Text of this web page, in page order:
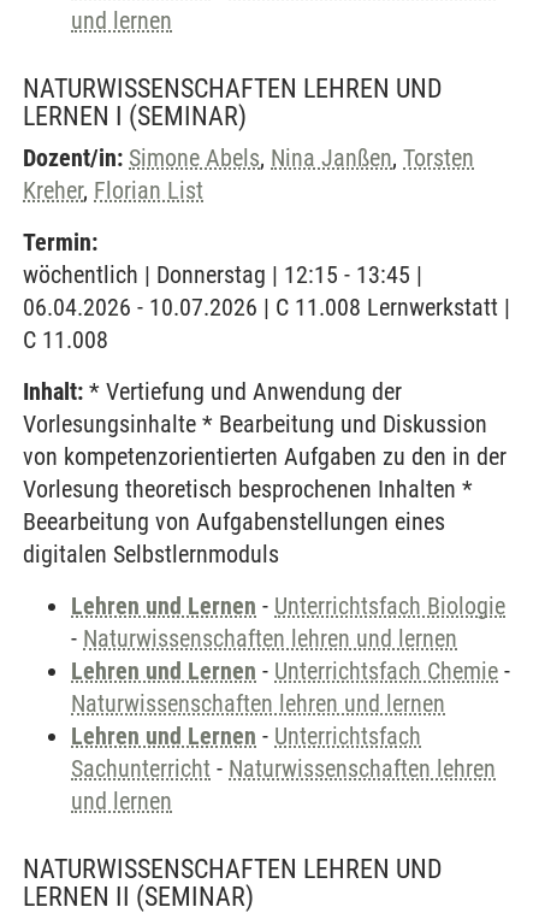
und lernen
NATURWISSENSCHAFTEN LEHREN UND
LERNEN I (SEMINAR)
Dozent/in: Simone Abels, Nina Janßen, Torsten
Kreher, Florian List
Termin:
wöchentlich | Donnerstag | 12:15 - 13:45 |
06.04.2026 - 10.07.2026 | C 11.008 Lernwerkstatt |
C 11.008
Inhalt: * Vertiefung und Anwendung der
Vorlesungsinhalte * Bearbeitung und Diskussion
von kompetenzorientierten Aufgaben zu den in der
Vorlesung theoretisch besprochenen Inhalten *
Beearbeitung von Aufgabenstellungen eines
digitalen Selbstlernmoduls
Lehren und Lernen - Unterrichtsfach Biologie
- Naturwissenschaften lehren und lernen
Lehren und Lernen - Unterrichtsfach Chemie -
Naturwissenschaften lehren und lernen
Lehren und Lernen - Unterrichtsfach
Sachunterricht - Naturwissenschaften lehren
und lernen
NATURWISSENSCHAFTEN LEHREN UND
LERNEN II (SEMINAR)